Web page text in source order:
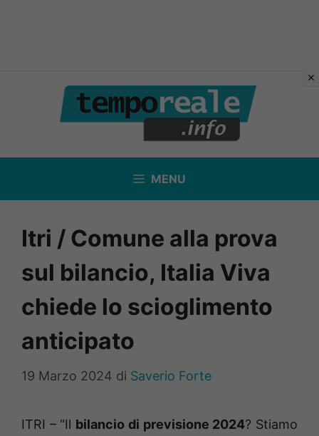
contenuto
MENU
Itri / Comune alla prova
sul bilancio, Italia Viva
chiede lo scioglimento
anticipato
19 Marzo 2024 di Saverio Forte
ITRI – “Il bilancio di previsione 2024? Stiamo